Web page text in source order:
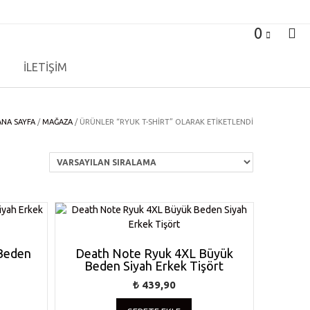
0
İLETİŞİM
SAYFA /MAĞAZA / ÜRÜNLER “RYUK T-SHIRT” OLARAK ETIKETLENDI
Death Note Ryuk 4XL Büyük
Beden Siyah Erkek Tişört
₺439,90